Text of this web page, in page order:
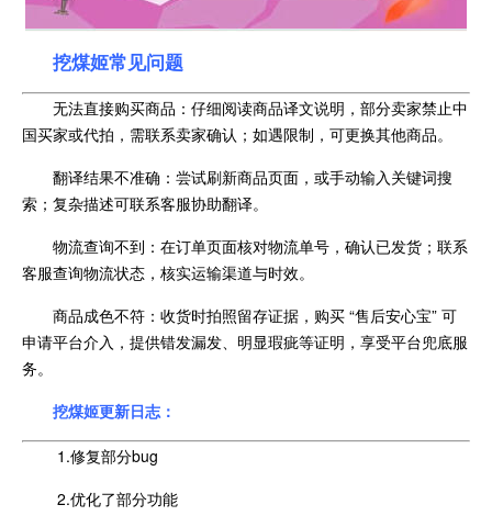
挖煤姬常见问题
无法直接购买商品：仔细阅读商品译文说明，部分卖家禁止中
国买家或代拍，需联系卖家确认；如遇限制，可更换其他商品。
翻译结果不准确：尝试刷新商品页面，或手动输入关键词搜
索；复杂描述可联系客服协助翻译。
物流查询不到：在订单页面核对物流单号，确认已发货；联系
客服查询物流状态，核实运输渠道与时效。
商品成色不符：收货时拍照留存证据，购买 “售后安心宝” 可
申请平台介入，提供错发漏发、明显瑕疵等证明，享受平台兜底服
务。
挖煤姬更新日志：
1.修复部分bug
2.优化了部分功能